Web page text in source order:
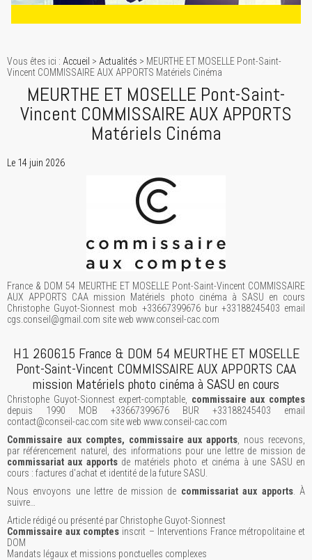
Vous êtes ici : Accueil > Actualités > MEURTHE ET MOSELLE Pont-Saint-
Vincent COMMISSAIRE AUX APPORTS Matériels Cinéma
MEURTHE ET MOSELLE Pont-Saint-
Vincent COMMISSAIRE AUX APPORTS
Matériels Cinéma
Le 14 juin 2026
France & DOM 54 MEURTHE ET MOSELLE Pont-Saint-Vincent COMMISSAIRE
AUX APPORTS CAA mission Matériels photo cinéma à SASU en cours
Christophe Guyot-Sionnest mob +33667399676 bur +33188245403 email
cgs.conseil@gmail.com site web www.conseil-cac.com
H1 260615 France & DOM 54 MEURTHE ET MOSELLE
Pont-Saint-Vincent COMMISSAIRE AUX APPORTS CAA
mission Matériels photo cinéma à SASU en cours
Christophe Guyot-Sionnest expert-comptable, commissaire aux comptes
depuis 1990 MOB +33667399676 BUR +33188245403 email
contact@conseil-cac.com site web www.conseil-cac.com
Commissaire aux comptes, commissaire aux apports , nous recevons,
par référencement naturel, des informations pour une lettre de mission de
commissariat aux apportsde matériels photo et cinéma à une SASU en
cours : factures d'achat et identité de la future SASU.
Nous envoyons une lettre de mission de commissariat aux apports. À
suivre…
Article rédigé ou présenté par Christophe Guyot-Sionnest
Commissaire aux comptes inscrit – Interventions France métropolitaine et
DOM
Mandats légaux et missions ponctuelles complexes